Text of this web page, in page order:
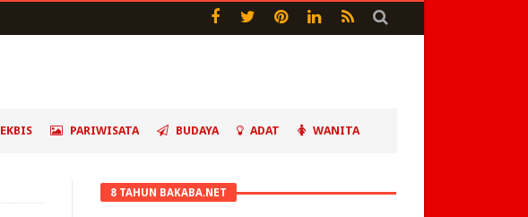
EKBIS PARIWISATA BUDAYA ADAT WANITA
8 TAHUN BAKABA.NET